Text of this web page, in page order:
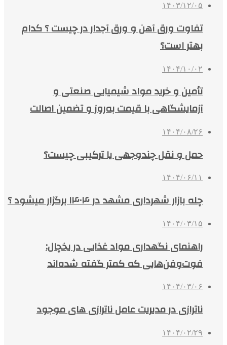
۱۴۰۳/۱۲/۰۵
تفاوت ورق آهن و ورق آجدار در چیست ؟ کدام
بهتر است؟
۱۴۰۴/۱۰/۰۲
تأمین و خرید مواد شیمیایی صنعتی و
آزمایشگاهی با قیمت به‌روز و تضمین اصالت
۱۴۰۴/۰۸/۲۶
حمل و نقل چندوجهی یا ترکیبی چیست؟
۱۴۰۴/۰۶/۱۱
چله بازار شهرداری مشهد در ۱۴۰۴ برگزار میشود ؟
۱۴۰۴/۰۳/۱۵
راهنمای نگهداری مواد غذایی در یخچال:
فوت‌وفن‌هایی که کمتر گفته شده‌اند
۱۴۰۴/۰۳/۰۶
ناترازی در مدیریت عامل ناترازی های موجود
۱۴۰۴/۰۲/۲۹